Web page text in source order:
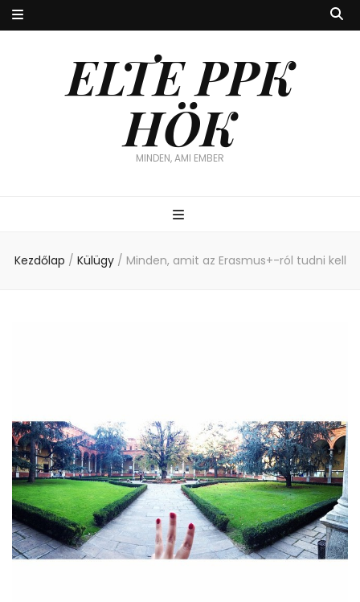
ELTE PPK
HÖK
MINDEN, AMI EMBER
Kezdőlap / Külügy / Minden, amit az Erasmus+-ról tudni kell